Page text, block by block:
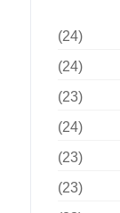
(24)
(24)
(23)
(24)
(23)
(23)